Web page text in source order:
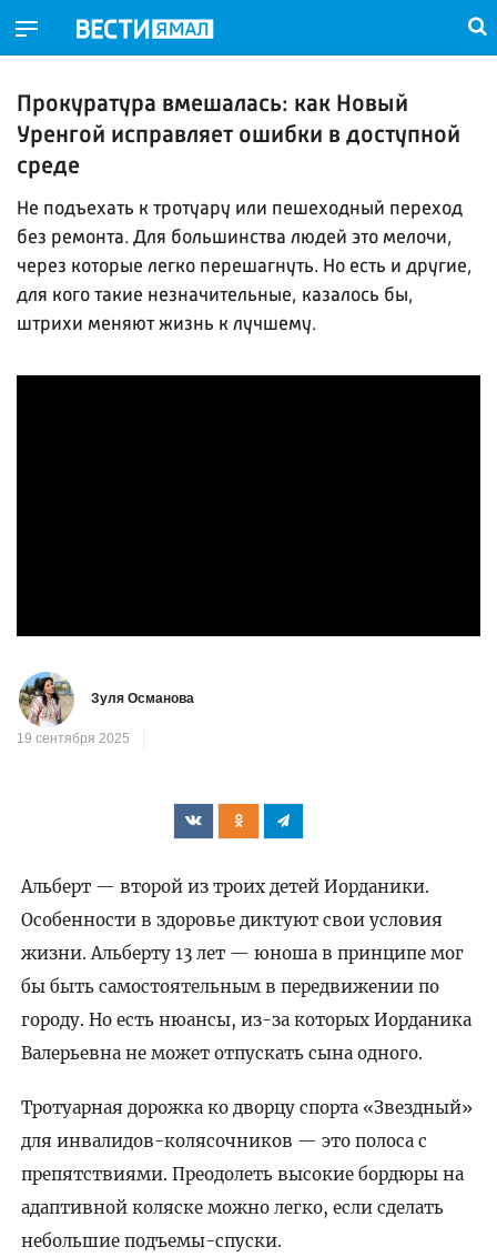
Прокуратура вмешалась: как Новый
Уренгой исправляет ошибки в доступной
среде
Не подъехать к тротуару или пешеходный переход
без ремонта. Для большинства людей это мелочи,
через которые легко перешагнуть. Но есть и другие,
для кого такие незначительные, казалось бы,
штрихи меняют жизнь к лучшему.
Зуля Османова
19 сентября 2025
Альберт — второй из троих детей Иорданики.
Особенности в здоровье диктуют свои условия
жизни. Альберту 13 лет — юноша в принципе мог
бы быть самостоятельным в передвижении по
городу. Но есть нюансы, из-за которых Иорданика
Валерьевна не может отпускать сына одного.
Тротуарная дорожка ко дворцу спорта «Звездный»
для инвалидов-колясочников — это полоса с
препятствиями. Преодолеть высокие бордюры на
адаптивной коляске можно легко, если сделать
небольшие подъемы-спуски.